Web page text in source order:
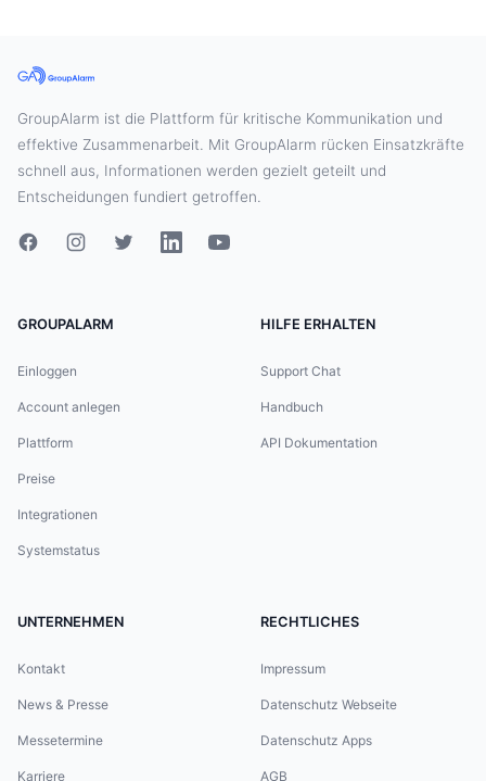
GroupAlarm ist die Plattform für kritische Kommunikation und
effektive Zusammenarbeit. Mit GroupAlarm rücken Einsatzkräfte
schnell aus, Informationen werden gezielt geteilt und
Entscheidungen fundiert getroffen.
GROUPALARM
Einloggen
Account anlegen
Plattform
Preise
Integrationen
Systemstatus
HILFE ERHALTEN
Support Chat
Handbuch
API Dokumentation
UNTERNEHMEN
Kontakt
News & Presse
Messetermine
Karriere
RECHTLICHES
Impressum
Datenschutz Webseite
Datenschutz Apps
AGB